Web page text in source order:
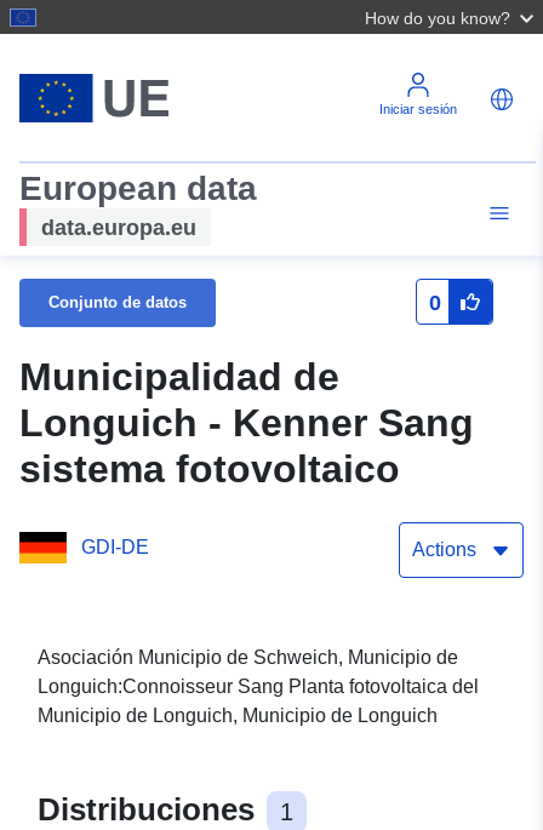
How do you know?
Iniciar sesión
European data
data.europa.eu
Conjunto de datos 0
Municipalidad de
Longuich - Kenner Sang
sistema fotovoltaico
GDI-DE Actions
Asociación Municipio de Schweich, Municipio de
Longuich:Connoisseur Sang Planta fotovoltaica del
Municipio de Longuich, Municipio de Longuich
Distribuciones 1